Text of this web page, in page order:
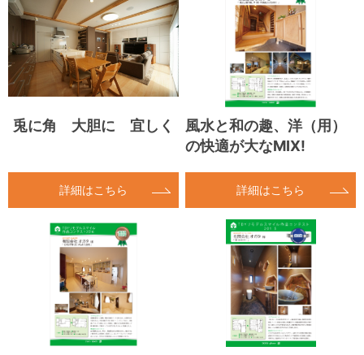
兎に角 大胆に 宜しく
詳細はこちら
風水と和の趣、洋（用）
の快適が大なMIX!
詳細はこちら